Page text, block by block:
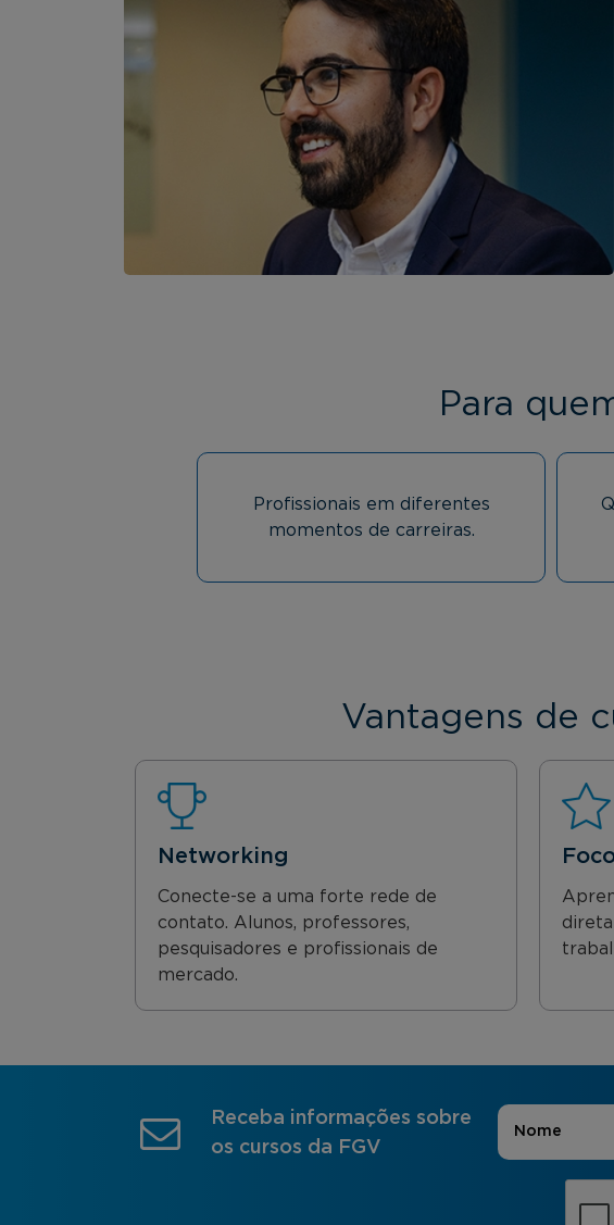
Para
Profissionais em diferentes
momentos de carreiras.
Vantagens de
Networking
Conecte-se a uma forte rede de
contato. Alunos, professores,
pesquisadores e profissionais de
mercado.
Receba informações sobre
os cursos da FGV
Nome